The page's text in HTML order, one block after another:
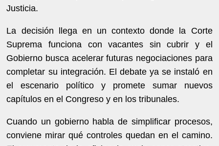
Justicia.
La decisión llega en un contexto donde la Corte
Suprema funciona con vacantes sin cubrir y el
Gobierno busca acelerar futuras negociaciones para
completar su integración. El debate ya se instaló en
el escenario político y promete sumar nuevos
capítulos en el Congreso y en los tribunales.
Cuando un gobierno habla de simplificar procesos,
conviene mirar qué controles quedan en el camino.